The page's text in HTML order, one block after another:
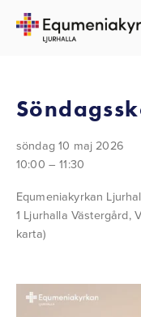
TILLBAKA TILL
söndag 10 maj 2026
10:00
11:30
Equmeniakyrkan
1 Ljurhalla Västergård
karta)